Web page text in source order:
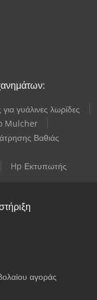
γυάλινες λωρίδες
Mulcher
Βαθιάς
Hp Εκτυπωτής
αγοράς